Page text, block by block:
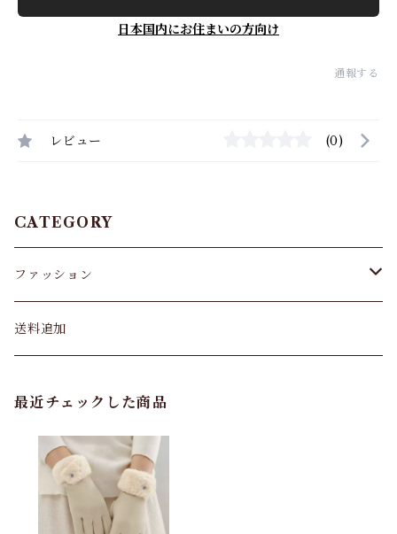
日本国内にお住まいの方向け
通報する
レビュー (0)
CATEGORY
ファッション
パンツ&スカート
バッグ
カーディガン
送料追加
最近チェックした商品